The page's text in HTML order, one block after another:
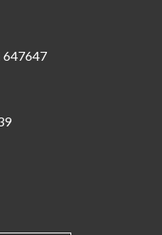
647647